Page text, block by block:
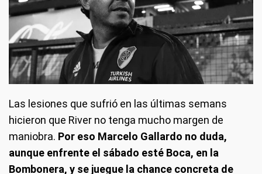
Las lesiones que sufrió en las últimas semans
hicieron que River no tenga mucho margen de
maniobra. Por eso Marcelo Gallardo no duda,
aunque enfrente el sábado esté Boca, en la
Bombonera, y se juegue la chance concreta de